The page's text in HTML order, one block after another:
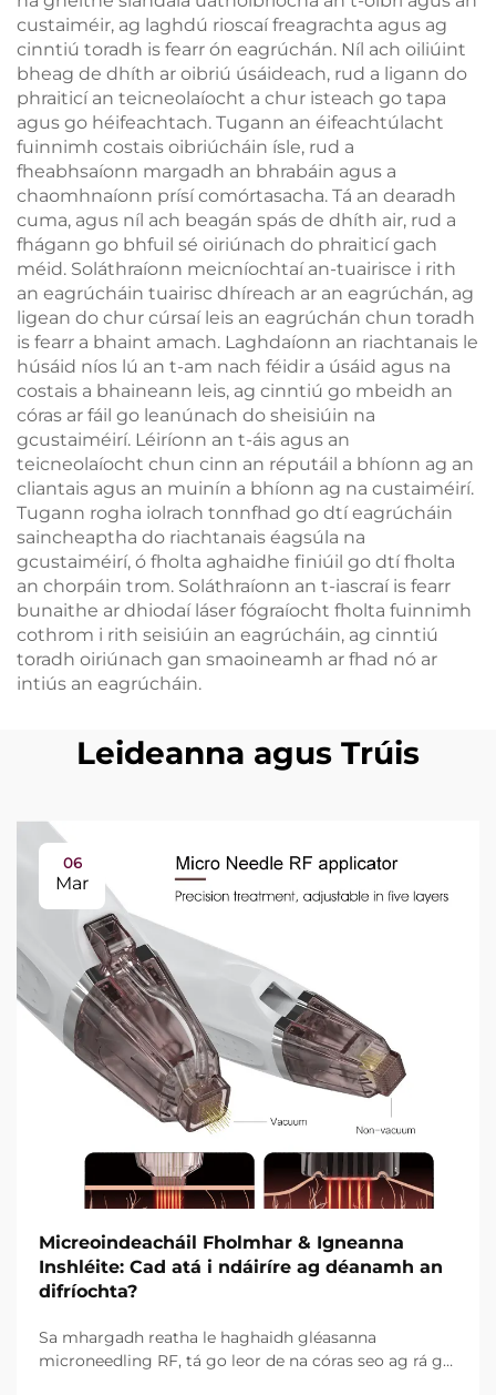
custaiméir, ag laghdú rioscaí freagrachta agus ag
cinntiú toradh is fearr ón eagrúchán. Níl ach oiliúint
bheag de dhíth ar oibriú úsáideach, rud a ligann do
phraiticí an teicneolaíocht a chur isteach go tapa
agus go héifeachtach. Tugann an éifeachtúlacht
fuinnimh costais oibriúcháin ísle, rud a
fheabhsaíonn margadh an bhrabáin agus a
chaomhnaíonn prísí comórtasacha. Tá an dearadh
cuma, agus níl ach beagán spás de dhíth air, rud a
fhágann go bhfuil sé oiriúnach do phraiticí gach
méid. Soláthraíonn meicníochtaí an-tuairisce i rith
an eagrúcháin tuairisc dhíreach ar an eagrúchán, ag
ligean do chur cúrsaí leis an eagrúchán chun toradh
is fearr a bhaint amach. Laghdaíonn an riachtanais le
húsáid níos lú an t-am nach féidir a úsáid agus na
costais a bhaineann leis, ag cinntiú go mbeidh an
córas ar fáil go leanúnach do sheisiúin na
gcustaiméirí. Léiríonn an t-áis agus an
teicneolaíocht chun cinn an réputáil a bhíonn ag an
cliantais agus an muinín a bhíonn ag na custaiméirí.
Tugann rogha iolrach tonnfhad go dtí eagrúcháin
saincheaptha do riachtanais éagsúla na
gcustaiméirí, ó fholta aghaidhe finiúil go dtí fholta
an chorpáin trom. Soláthraíonn an t-iascraí is fearr
bunaithe ar dhiodaí láser fógraíocht fholta fuinnimh
cothrom i rith seisiúin an eagrúcháin, ag cinntiú
toradh oiriúnach gan smaoineamh ar fhad nó ar
intiús an eagrúcháin.
Leideanna agus Trúis
06
Mar
Micreoindeacháil Fholmhar & Igneanna
Inshléite: Cad atá i ndáiríre ag déanamh an
difríochta?
Sa mhargadh reatha le haghaidh gléasanna
microneedling RF, tá go leor de na córas seo ag rá go